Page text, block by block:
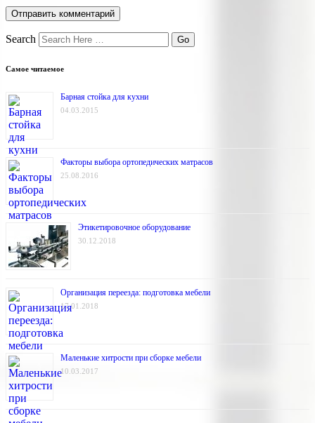
Search
Самое читаемое
Барная стойка для кухни
04.03.2015
Факторы выбора ортопедических матрасов
25.08.2016
Этикетировочное оборудование
30.12.2018
Организация переезда: подготовка мебели
17.01.2018
Маленькие хитрости при сборке мебели
10.03.2017